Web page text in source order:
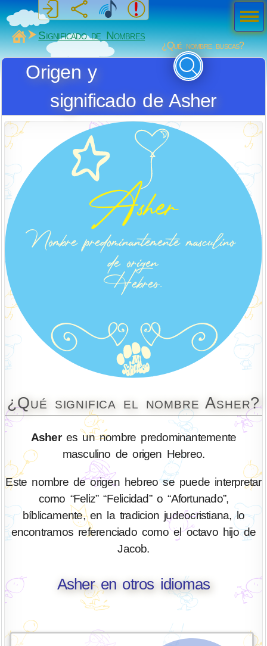
MiSabueso
Significado de Nombres
¿Qué nombre buscas?
Origen y
significado de Asher
¿Qué significa el nombre Asher?
Asheres un nombre predominantemente
masculino de origen Hebreo.
Este nombre de origen hebreo se puede interpretar
como “Feliz” “Felicidad” o “Afortunado”,
bíblicamente, en la tradicion judeocristiana, lo
encontramos referenciado como el octavo hijo de
Jacob.
Asher en otros idiomas
Men
ú